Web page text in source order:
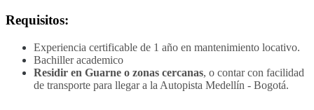
Requisitos:
Experiencia certificable de 1 año en mantenimiento locativo.
Bachiller academico
Residir en Guarne o zonas cercanas, o contar con facilidad
de transporte para llegar a la Autopista Medellín - Bogotá.